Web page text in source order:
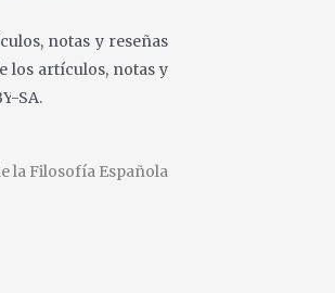
notas y reseñas
los artículos, notas y
-SA.
la Filosofía Española